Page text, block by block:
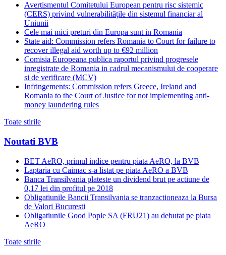
Avertismentul Comitetului European pentru risc sistemic
(CERS) privind vulnerabilitățile din sistemul financiar al
Uniunii
Cele mai mici preturi din Europa sunt in Romania
State aid: Commission refers Romania to Court for failure to
recover illegal aid worth up to €92 million
Comisia Europeana publica raportul privind progresele
inregistrate de Romania in cadrul mecanismului de cooperare
si de verificare (MCV)
Infringements: Commission refers Greece, Ireland and
Romania to the Court of Justice for not implementing anti-
money laundering rules
Toate stirile
Noutati BVB
BET AeRO, primul indice pentru piata AeRO, la BVB
Laptaria cu Caimac s-a listat pe piata AeRO a BVB
Banca Transilvania plateste un dividend brut pe actiune de
0,17 lei din profitul pe 2018
Obligatiunile Bancii Transilvania se tranzactioneaza la Bursa
de Valori Bucuresti
Obligatiunile Good Pople SA (FRU21) au debutat pe piata
AeRO
Toate stirile